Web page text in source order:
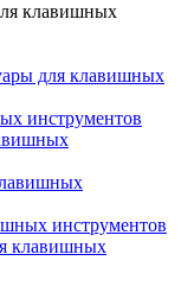
клавишных
для клавишных
инструментов
инструментов
клавишных